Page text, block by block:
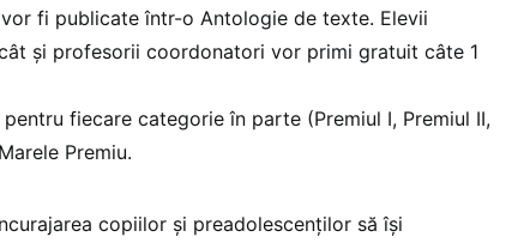
fi publicate într-o Antologie de texte. Elevii
și profesorii coordonatori vor primi gratuit câte 1
fiecare categorie în parte (Premiul I, Premiul II,
Premiu.
copiilor și preadolescenților să își